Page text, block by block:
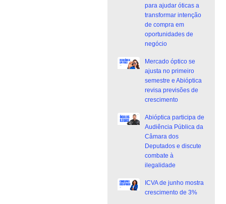
para ajudar óticas a
transformar intenção
de compra em
oportunidades de
negócio
Mercado óptico se
ajusta no primeiro
semestre e Abióptica
revisa previsões de
crescimento
Abióptica participa de
Audiência Pública da
Câmara dos
Deputados e discute
combate à
ilegalidade
ICVA de junho mostra
crescimento de 3%